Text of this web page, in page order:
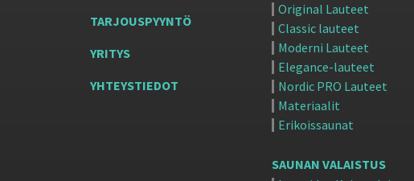
TARJOUSPYYNTÖ
YRITYS
YHTEYSTIEDOT
Original Lauteet
Classic lauteet
Moderni Lauteet
Elegance-lauteet
Nordic PRO Lauteet
Materiaalit
Erikoissaunat
SAUNAN VALAISTUS